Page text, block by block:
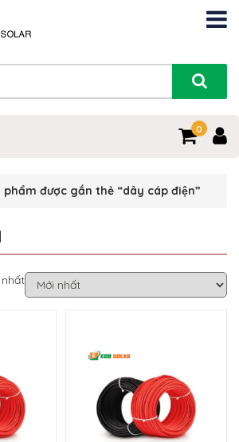
0
phẩm được gắn thẻ “dây cáp điện”